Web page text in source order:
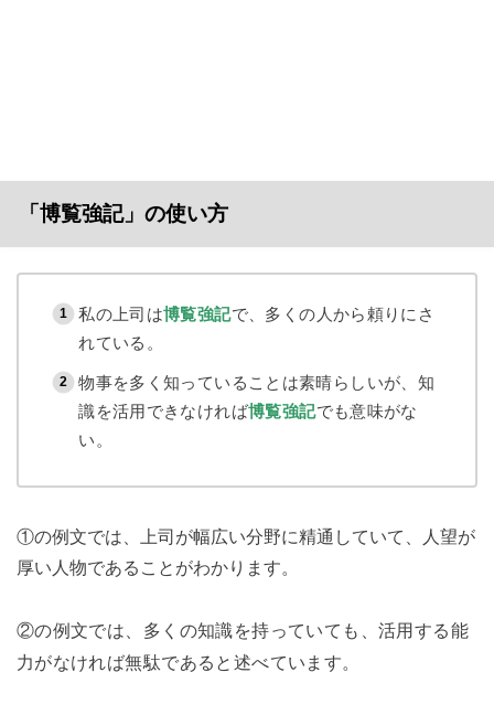
「博覧強記」の使い方
私の上司は博覧強記で、多くの人から頼りにさ
れている。
物事を多く知っていることは素晴らしいが、知
識を活用できなければ博覧強記でも意味がな
い。
①の例文では、上司が幅広い分野に精通していて、人望が
厚い人物であることがわかります。
②の例文では、多くの知識を持っていても、活用する能
力がなければ無駄であると述べています。